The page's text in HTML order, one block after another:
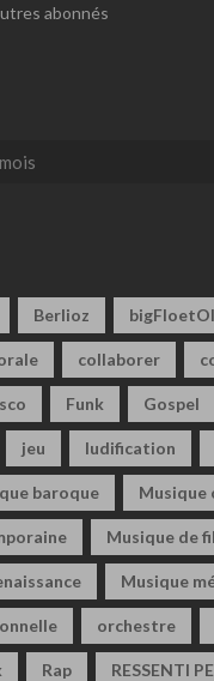
abonnés
Berlioz
collaborer
Funk Gospel
jeu ludification
baroque Musique
Musique de
Musique
orchestre
Rap RESSENTI